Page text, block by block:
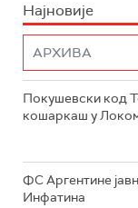
Најновије
Покушевски код
кошаркаш у
ФС Аргентине
Инфатина